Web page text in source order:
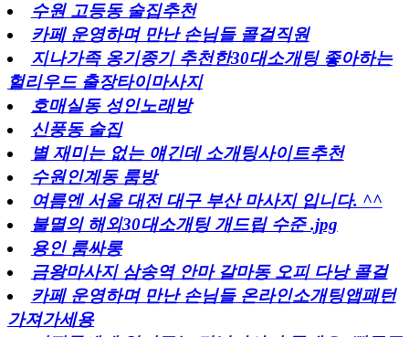
수원 고등동 술집추천
카페 운영하며 만난 손님들 콜걸직원
지나가족 옹기종기 추천한30대소개팅 좋아하는
헐리우드 출장타이마사지
호매실동 성인노래방
신풍동 술집
별 재미는 없는 얘긴데 소개팅사이트추천
수원인계동 룸방
여름엔 서울 대전 대구 부산 마사지 입니다. ^^
불멸의 해외30대소개팅 개드립 수준 .jpg
용인 룸싸롱
금왕마사지 삼송역 안마 갈마동 오피 다낭 콜걸
카페 운영하며 만난 손님들 온라인소개팅앱패턴
가져가세용